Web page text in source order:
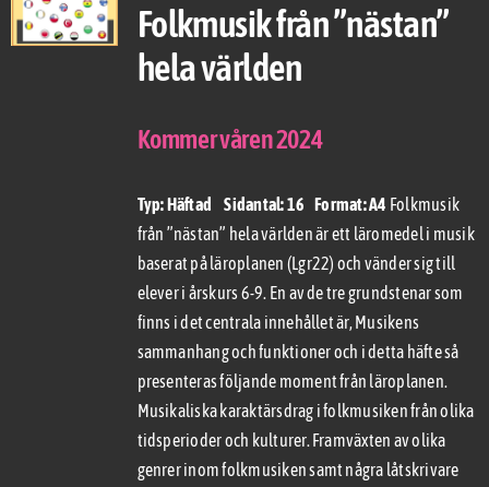
Folkmusik från ”nästan”
hela världen
Kommer våren 2024
Typ: Häftad Sidantal: 16 Format: A4 Folkmusik
från ”nästan” hela världen är ett läromedel i musik
baserat på läroplanen (Lgr22) och vänder sig till
elever i årskurs 6-9. En av de tre grundstenar som
finns i det centrala innehållet är, Musikens
sammanhang och funktioner och i detta häfte så
presenteras följande moment från läroplanen.
Musikaliska karaktärsdrag i folkmusiken från olika
tidsperioder och kulturer. Framväxten av olika
genrer inom folkmusiken samt några låtskrivare